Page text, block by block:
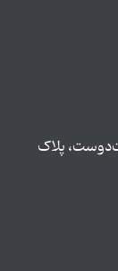
پلاک